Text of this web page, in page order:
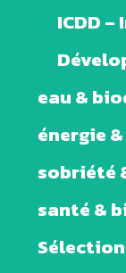
ICDD
eau &
énergie
sobriété
santé &